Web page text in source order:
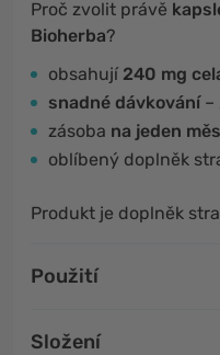
Proč zvolit právě
Bioherba?
obsahují 240 mg
snadné dávkování –
zásoba na jeden
oblíbený doplněk
Produkt je doplněk
Použití
Složení